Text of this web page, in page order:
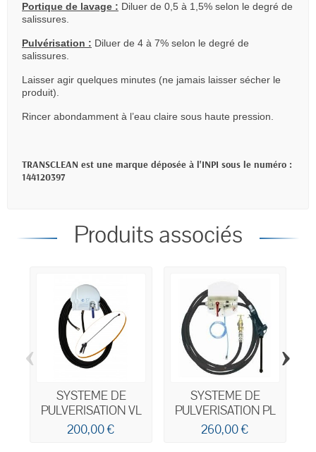
Portique de lavage : Diluer de 0,5 à 1,5% selon le degré de
salissures.
Pulvérisation : Diluer de 4 à 7% selon le degré de
salissures.
Laisser agir quelques minutes (ne jamais laisser sécher le
produit).
Rincer abondamment à l’eau claire sous haute pression.
TRANSCLEAN est une marque déposée à l'INPI sous le numéro :
144120397
Produits associés
SYSTEME DE
PULVERISATION VL
200,00 €
SYSTEME DE
PULVERISATION PL
260,00 €
‹ ›